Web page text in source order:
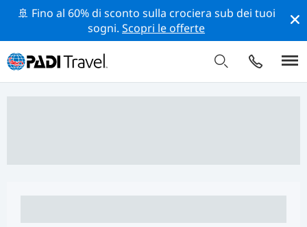
🚢 Fino al 60% di sconto sulla crociera sub dei tuoi
sogni.Scopri le offerte